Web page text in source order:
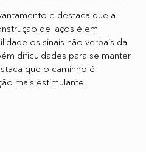
e destaca que a
de laços é em
os sinais não verbais da
dificuldades para se manter
que o caminho é
mais estimulante.